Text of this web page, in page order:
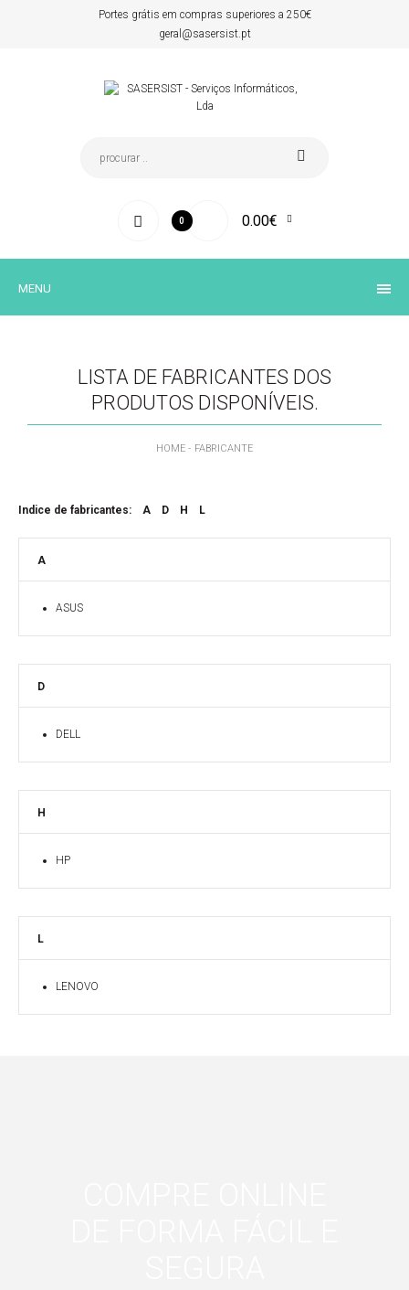
Portes grátis em compras superiores a 250€
geral@sasersist.pt
0 0.00€
MENU
LISTA DE FABRICANTES DOS
PRODUTOS DISPONÍVEIS.
HOME FABRICANTE
Indice de fabricantes: A D H L
A
ASUS
D
DELL
H
HP
L
LENOVO